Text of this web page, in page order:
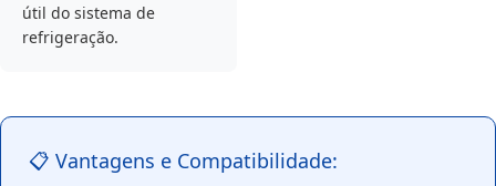
útil do sistema de
refrigeração.
📋 Vantagens e Compatibilidade: